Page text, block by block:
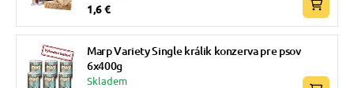
1,6 €
Marp Variety Single králik konzerva pre psov
6x400g
Skladem